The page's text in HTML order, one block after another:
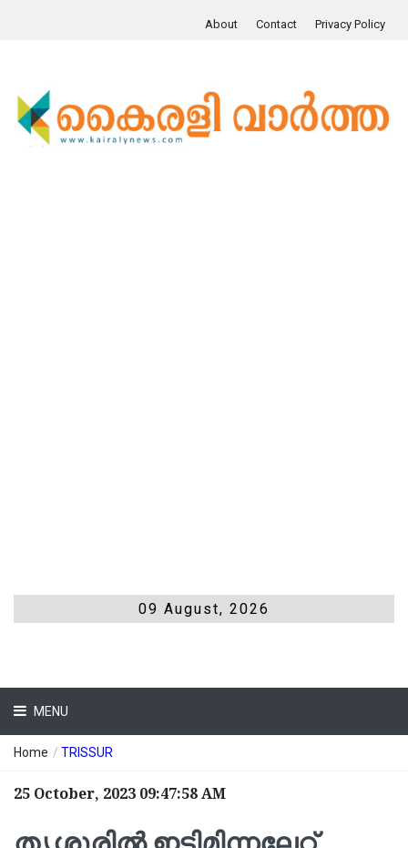
About Contact Privacy Policy
09 August, 2026
MENU
Home / TRISSUR
25 October, 2023 09:47:58 AM